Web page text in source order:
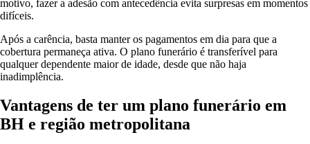
motivo, fazer a adesão com antecedência evita surpresas em momentos
difíceis.
Após a carência, basta manter os pagamentos em dia para que a
cobertura permaneça ativa. O plano funerário é transferível para
qualquer dependente maior de idade, desde que não haja
inadimplência.
Vantagens de ter um plano funerário em
BH e região metropolitana